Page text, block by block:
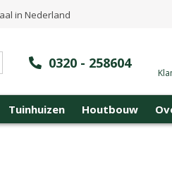
in Nederland
0320 - 258604
Tuinhuizen Houtbouw